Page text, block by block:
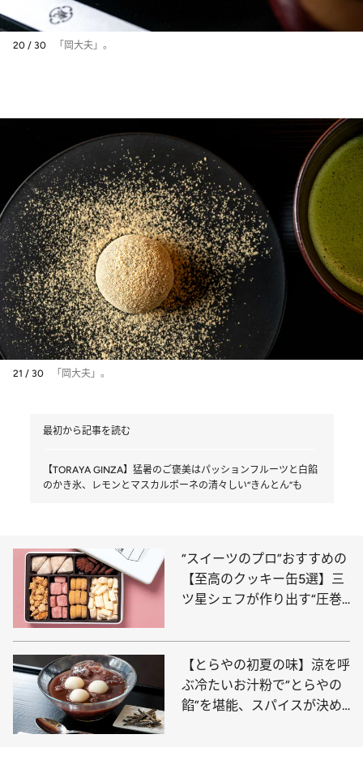
20 / 30 「岡大夫」。
21 / 30 「岡大夫」。
最初から記事を読む
【TORAYA GINZA】猛暑のご褒美はパッションフルーツと白餡
のかき氷、レモンとマスカルポーネの清々しい“きんとん”も
“スイーツのプロ”おすすめの
【至高のクッキー缶5選】三
ツ星シェフが作り出す“圧巻
京の名品まで〈ご褒美・贈り
物に◎〉
【とらやの初夏の味】涼を呼
ぶ冷たいお汁粉で“とらやの
餡”を堪能、スパイスが決め